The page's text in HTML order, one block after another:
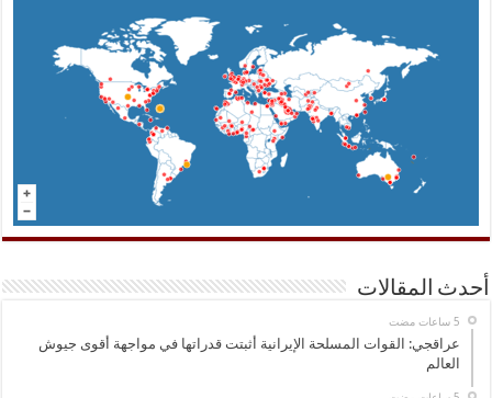
أحدث المقالات
عراقجي: القوات المسلحة الإيرانية أثبتت قدراتها في مواجهة أقوى جيوش
العالم